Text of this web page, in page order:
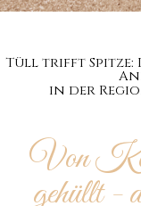
Tüll trifft Spitze:
in der
Von
gehüllt -